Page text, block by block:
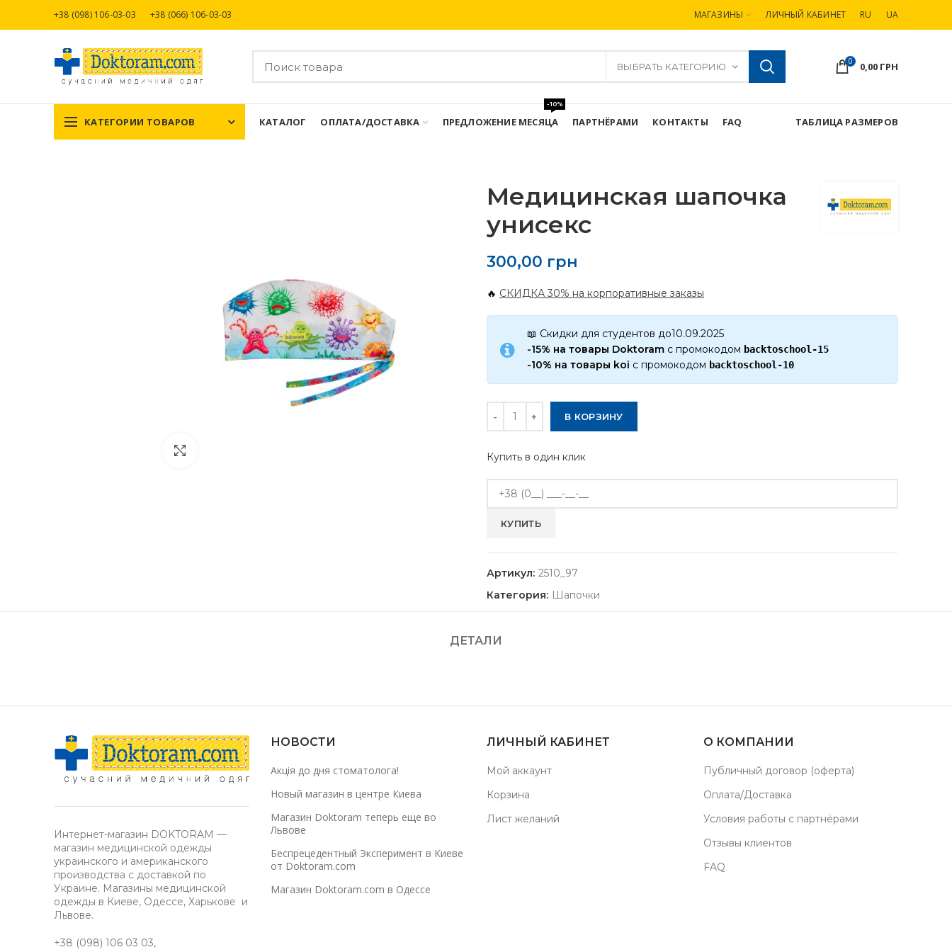
+38 (098) 106-03-03 +38 (066) 106-03-03 МАГАЗИНЫ ЛИЧНЫЙ КАБИНЕТ RU UA
ВЫБРАТЬ КАТЕГОРИЮ 0 0,00 ГРН
КАТЕГОРИИ ТОВАРОВ КАТАЛОГ ОПЛАТА/ДОСТАВКА ПРЕДЛОЖЕНИЕ МЕСЯЦА
-10%
ПАРТНЁРАМИ КОНТАКТЫ FAQ ТАБЛИЦА РАЗМЕРОВ
Медицинская шапочка
унисекс
300,00 грн
🔥 СКИДКА 30% на корпоративные заказы
📖 Скидки для студентов до10.09.2025
-15% на товары Doktoram с промокодом backtoschool-15
-10% на товары koi с промокодом backtoschool-10
В КОРЗИНУ
Купить в один клик
Артикул: 2510_97
Категория: Шапочки
ДЕТАЛИ
Интернет-магазин DOKTORAM —
магазин медицинской одежды
украинского и американского
производства с доставкой по
Украине. Магазины медицинской
одежды в Киеве, Одессе, Харькове и
Львове.
+38 (098) 106 03 03,
НОВОСТИ
Акція до дня стоматолога!
Новый магазин в центре Киева
Магазин Doktoram теперь еще во
Львове
Беспрецедентный Эксперимент в Киеве
от Doktoram.com
Магазин Doktoram.com в Одессе
ЛИЧНЫЙ КАБИНЕТ
Мой аккаунт
Корзина
Лист желаний
О КОМПАНИИ
Публичный договор (оферта)
Оплата/Доставка
Условия работы с партнёрами
Отзывы клиентов
FAQ